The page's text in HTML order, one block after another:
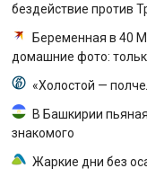
бездействие против
Беременная в 40
домашние фото:
«Холостой —
В Башкирии
знакомого
Жаркие дни без